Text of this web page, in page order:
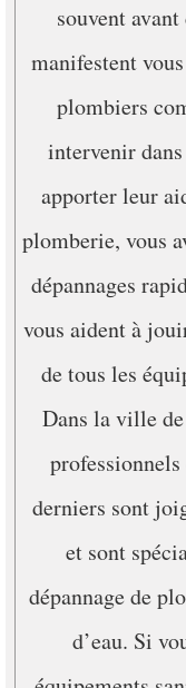
souvent
manifestent
plombiers
intervenir
apporter leur
plomberie, vous
dépannages
vous aident à
de tous les
Dans la ville
derniers sont
et sont
dépannage de
d’eau. Si